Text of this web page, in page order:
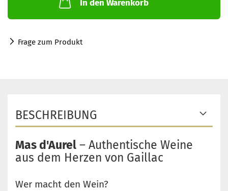
In den Warenkorb
Frage zum Produkt
BESCHREIBUNG
Mas d'Aurel – Authentische Weine
aus dem Herzen von Gaillac
Wer macht den Wein?